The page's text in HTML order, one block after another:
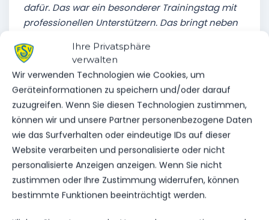
Ihre Privatsphäre
verwalten
Wir verwenden Technologien wie Cookies, um
Geräteinformationen zu speichern und/oder darauf
zuzugreifen. Wenn Sie diesen Technologien zustimmen,
können wir und unsere Partner personenbezogene Daten
wie das Surfverhalten oder eindeutige IDs auf dieser
Website verarbeiten und personalisierte oder nicht
personalisierte Anzeigen anzeigen. Wenn Sie nicht
zustimmen oder Ihre Zustimmung widerrufen, können
bestimmte Funktionen beeinträchtigt werden.
dafür. Das war ein besonderer Trainingstag mit
professionellen Unterstützern. Das bringt neben
Vorbereitungsplan.“
VORHERIGER BEITRAG
SOFIENE JANNENE WIRD 22
JAHRE JUNG